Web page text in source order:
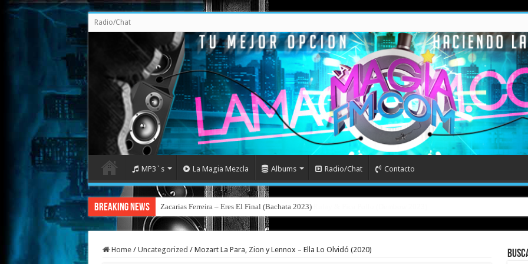
Radio/Chat
MP3`s La Magia Mezcla Albums Radio/Chat Contacto
Breaking News Zacarias Ferreira – Eres El Final (Bachata 2023)
Home / Uncategorized / Mozart La Para, Zion y Lennox – Ella Lo Olvidó (2020)